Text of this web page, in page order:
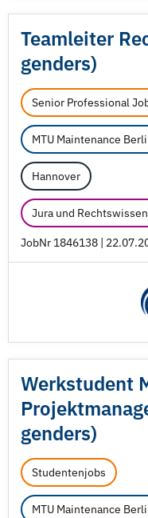
Teamleiter
genders)
Senior Professional
MTU Maintenance
Hannover
Jura und
JobNr 1846138 |
Werkstudent
genders)
Studentenjobs
MTU Maintenance